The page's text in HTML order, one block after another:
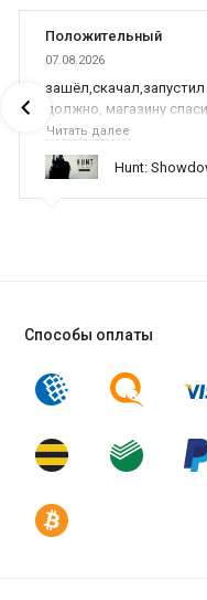
Положительный
07.08.2026
должно, магазину
время,нервы и деньги,
поддержку населению
оказываете помощь
Читать далее
Hunt:
Способы оплаты